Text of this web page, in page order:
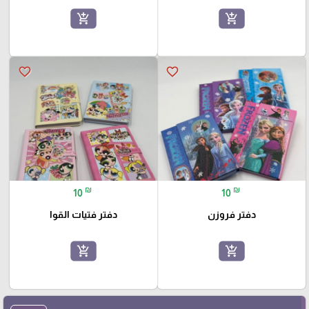
add_shopping_cart
add_shopping_cart
favorite_border
10 ₪
دفتر فروزن
add_shopping_cart
favorite_border
10 ₪
دفتر فتيات القوا
add_shopping_cart